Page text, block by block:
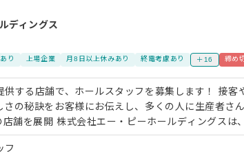
ディングス
り 上場企業 月8日以上休みあり 終電考慮あり ＋16 締め
供する店舗で、ホールスタッフを募集します！ 接客
さの秘訣をお客様にお伝えし、多くの人に生産者さ
団「FOOD CREATIVE FIRM」を目指しています。
、サービスや空間、さらに料理の素材についての
フ